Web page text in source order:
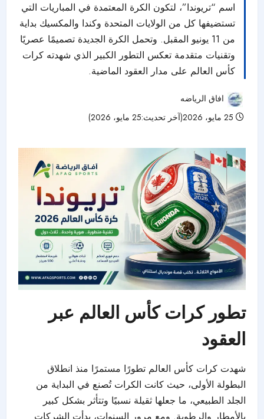
اسم “تريوندا”، لتكون الكرة المعتمدة في المباريات التي
تستضيفها كل من الولايات المتحدة وكندا والمكسيك بداية
من 11 يونيو المقبل. وتحمل الكرة الجديدة تصميمًا عصريًا
وتقنيات متقدمة تعكس التطور الكبير الذي شهدته كرات
كأس العالم على مدار العقود الماضية.
افاق الرياضه
تطور كرات كأس العالم عبر
العقود
شهدت كرات كأس العالم تطورًا مستمرًا منذ انطلاق
البطولة الأولى، حيث كانت الكرات تُصنع في البداية من
الجلد الطبيعي، ما جعلها ثقيلة نسبيًا وتتأثر بشكل كبير